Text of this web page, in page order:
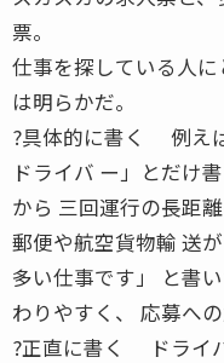
票。
仕事を探している人
は明らかだ。
?具体的に書く 例え
ドライバ ー」とだけ
から 三回運行の長距離
郵便や航空貨物輸 送
多い仕事です」 と書
わりやすく、 応募へ
?正直に書く ドライ